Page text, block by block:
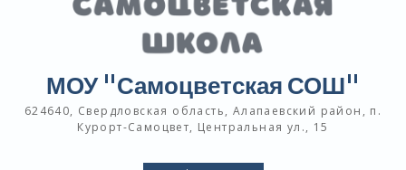
МОУ "Самоцветская СОШ"
624640, Свердловская область, Алапаевский район, п.
Курорт-Самоцвет, Центральная ул., 15